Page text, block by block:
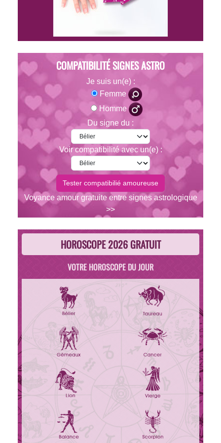
COMPATIBILITÉ SIGNES ASTRO
Je suis un(e) :
Femme
Homme
Du signe du :
Voir compatibilité avec un(e) :
Voyance amour gratuite entre signes astrologique
>>
HOROSCOPE 2026 GRATUIT
VOTRE HOROSCOPE DU JOUR